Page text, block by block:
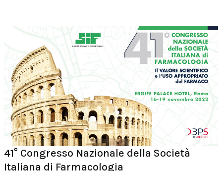
41° Congresso Nazionale della Società
Italiana di Farmacologia